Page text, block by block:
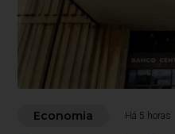
Economia Há 5 horas